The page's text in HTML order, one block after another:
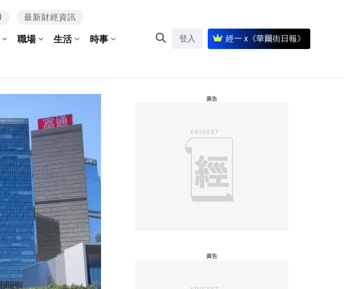
最新財經資訊
職場 生活 時事 登入 經一 x《華爾街日報》
廣告
廣告